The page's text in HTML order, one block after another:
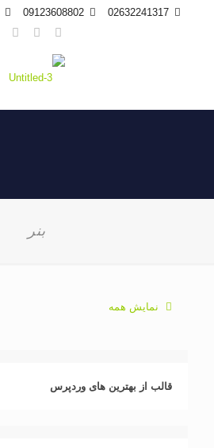
02632241317
09123608802
بنر
نمایش همه
قالب از بهترین های وردپرس